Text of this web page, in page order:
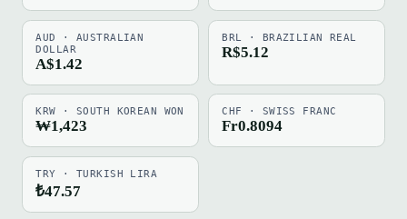
AUD · AUSTRALIAN
DOLLAR
A$1.42
BRL · BRAZILIAN REAL
R$5.12
KRW · SOUTH KOREAN WON
₩1,423
CHF · SWISS FRANC
Fr0.8094
TRY · TURKISH LIRA
₺47.57